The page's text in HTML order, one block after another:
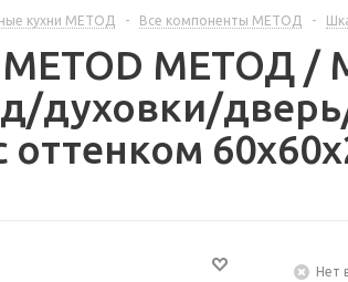
кухни МЕТОД - Все компоненты МЕТОД -
METOD МЕТОД
духовки/
Нет